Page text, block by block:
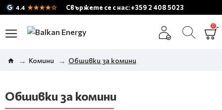
4.4 ★★★★☆ Свържете се с нас: +359 2 408 5023
0
Комини Обшивки за комини
Обшивки за комини